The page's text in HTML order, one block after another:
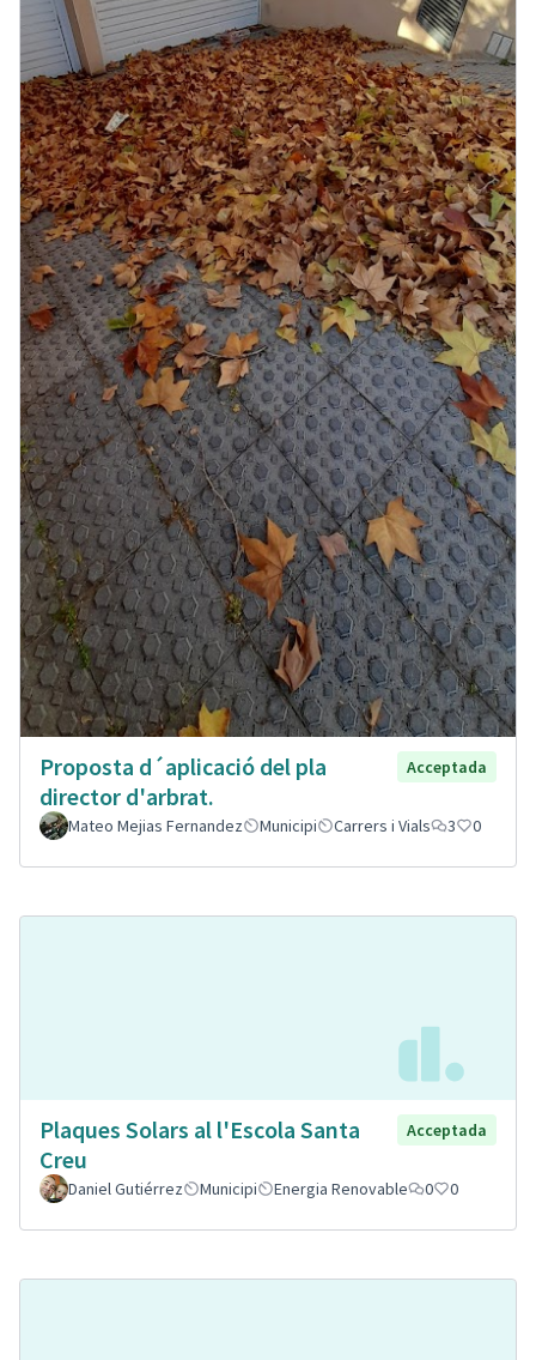
Proposta d´aplicació del pla
director d'arbrat.
Acceptada
Mateo Mejias Fernandez Municipi Carrers i Vials 3 0
Plaques Solars al l'Escola Santa
Creu
Acceptada
Daniel Gutiérrez Municipi Energia Renovable 0 0